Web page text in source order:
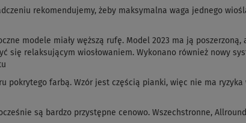
rekomendujemy, żeby maksymalna waga jednego
modele miały węższą rufę. Model 2023 ma ją
się relaksującym wiosłowaniem. Wykonano również nowy
pokrytego farbą. Wzór jest częścią pianki, więc nie ma
są bardzo przystępne cenowo. Wszechstronne,